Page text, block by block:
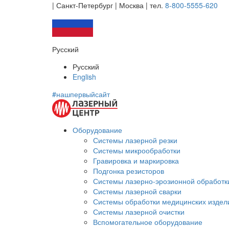
| Санкт-Петербург | Москва | тел. 8-800-5555-620
Русский
Русский
English
#нашпервыйсайт
Оборудование
Системы лазерной резки
Системы микрообработки
Гравировка и маркировка
Подгонка резисторов
Системы лазерно-эрозионной
Системы лазерной сварки
Системы обработки медицинских
Системы лазерной очистки
Вспомогательное оборудование